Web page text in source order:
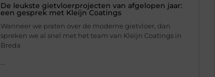
De leukste gietvloerprojecten van afgelopen jaar:
een gesprek met Kleijn Coatings
Wanneer we praten over de moderne gietvloer, dan
spreken we al snel met het team van Kleijn Coatings in
Breda